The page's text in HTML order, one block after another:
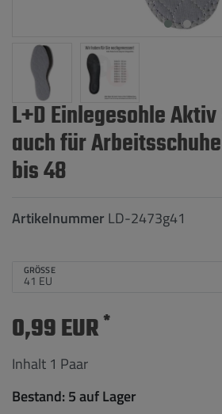
L+D Einlegesohle
auch für
bis 48
Artikelnummer LD-2473g41
GRÖSSE
0,99 EUR*
Inhalt 1 Paar
Bestand: 5 auf Lager